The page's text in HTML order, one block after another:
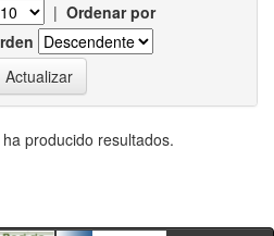
| Ordenar por
producido resultados.